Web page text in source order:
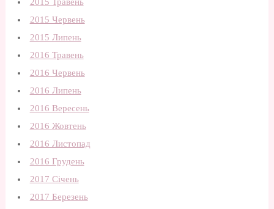
2015 Червень
2015 Липень
2016 Травень
2016 Червень
2016 Липень
2016 Вересень
2016 Жовтень
2016 Листопад
2016 Грудень
2017 Січень
2017 Березень